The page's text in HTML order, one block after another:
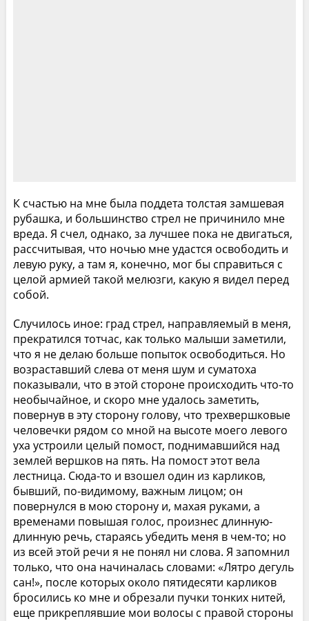
К счастью на мне была поддета толстая замшевая
рубашка, и большинство стрел не причинило мне
вреда. Я счел, однако, за лучшее пока не двигаться,
рассчитывая, что ночью мне удастся освободить и
левую руку, а там я, конечно, мог бы справиться с
целой армией такой мелюзги, какую я видел перед
собой.
Случилось иное: град стрел, направляемый в меня,
прекратился тотчас, как только малыши заметили,
что я не делаю больше попыток освободиться. Но
возраставший слева от меня шум и суматоха
показывали, что в этой стороне происходить что-то
необычайное, и скоро мне удалось заметить,
повернув в эту сторону голову, что трехвершковые
человечки рядом со мной на высоте моего левого
уха устроили целый помост, поднимавшийся над
землей вершков на пять. На помост этот вела
лестница. Сюда-то и взошел один из карликов,
бывший, по-видимому, важным лицом; он
повернулся в мою сторону и, махая руками, а
временами повышая голос, произнес длинную-
длинную речь, стараясь убедить меня в чем-то; но
из всей этой речи я не понял ни слова. Я запомнил
только, что она начиналась словами: «Лятро дегуль
сан!», после которых около пятидесяти карликов
бросились ко мне и обрезали пучки тонких нитей,
еще прикреплявшие мои волосы с правой стороны